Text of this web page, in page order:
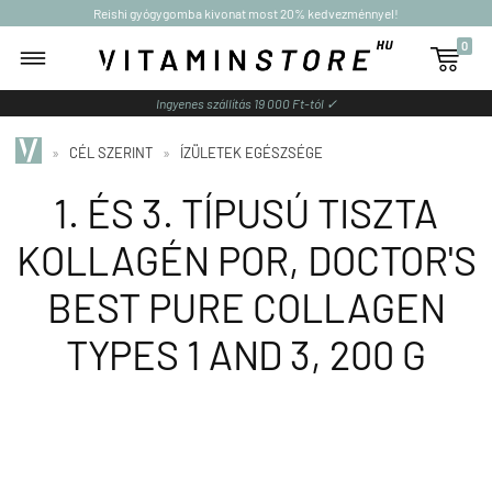
Reishi gyógygomba kivonat most 20% kedvezménnyel!

0
Ingyenes szállítás 19 000 Ft-tól ✓
» CÉL SZERINT » ÍZÜLETEK EGÉSZSÉGE
1. ÉS 3. TÍPUSÚ TISZTA
KOLLAGÉN POR, DOCTOR'S
BEST PURE COLLAGEN
TYPES 1 AND 3, 200 G